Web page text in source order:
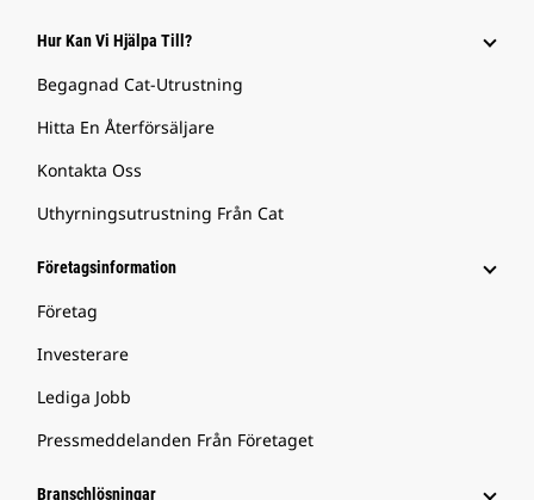
Hur Kan Vi Hjälpa Till?
Begagnad Cat-Utrustning
Hitta En Återförsäljare
Kontakta Oss
Uthyrningsutrustning Från Cat
Företagsinformation
Företag
Investerare
Lediga Jobb
Pressmeddelanden Från Företaget
Branschlösningar